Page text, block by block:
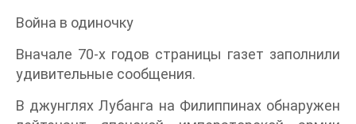
Война в одиночку
Вначале 70-х годов страницы газет заполнили
удивительные сообщения.
В джунглях Лубанга на Филиппинах обнаружен